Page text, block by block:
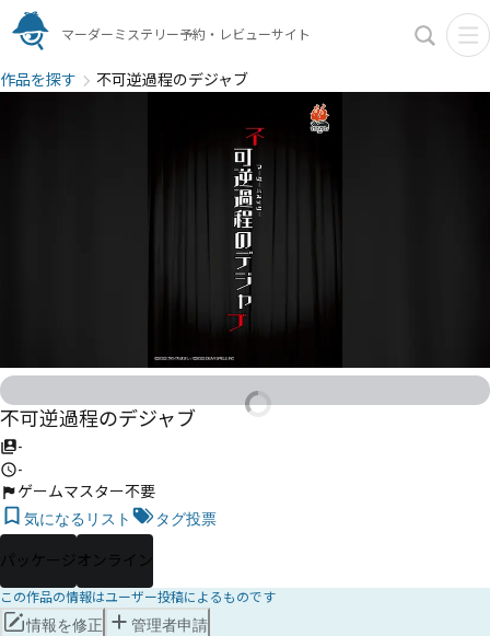
マーダーミステリー予約・レビューサイト
作品を探す 不可逆過程のデジャブ
不可逆過程のデジャブ
-
-
ゲームマスター不要
気になるリスト タグ投票
パッケージ オンライン
この作品の情報はユーザー投稿によるものです
情報を修正 管理者申請